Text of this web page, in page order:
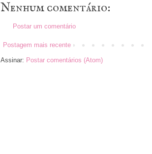
Nenhum comentário:
Postar um comentário
Postagem mais recente
Assinar: Postar comentários (Atom)